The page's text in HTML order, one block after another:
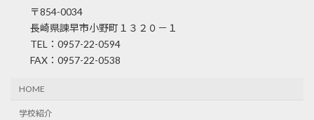
〒854-0034
長崎県諫早市小野町１３２０－１
TEL：0957-22-0594
FAX：0957-22-0538
HOME
学校紹介